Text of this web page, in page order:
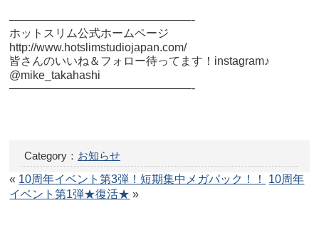
————————————————-
ホットスリム公式ホームページ
http://www.hotslimstudiojapan.com/
皆さんのいいね＆フォロー待ってます！instagram♪
@mike_takahashi
————————————————-
Category： お知らせ
« 10周年イベント第3弾！短期集中メガパック！！
10周年
イベント第1弾★復活★ »